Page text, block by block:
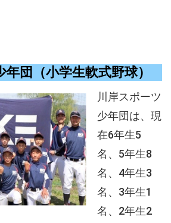
団（小学生軟式野球）
川岸スポーツ
少年団は、現
在6年生5
名、5年生8
名、4年生3
名、3年生1
名、2年生2